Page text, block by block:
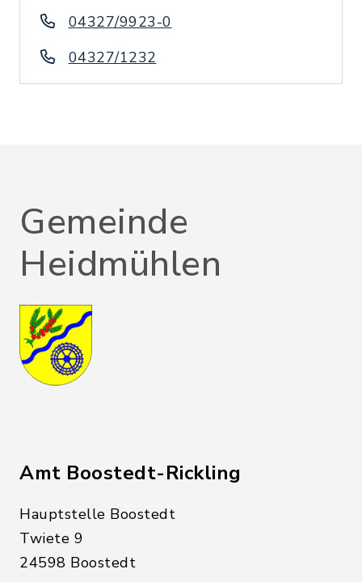
04327/9923-0
04327/1232
Gemeinde
Heidmühlen
Amt Boostedt-Rickling
Hauptstelle Boostedt
Twiete 9
24598 Boostedt